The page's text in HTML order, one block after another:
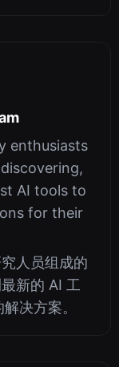
enthusiasts
AI tools to
for their
人员组成的
新的 AI 工
决方案。